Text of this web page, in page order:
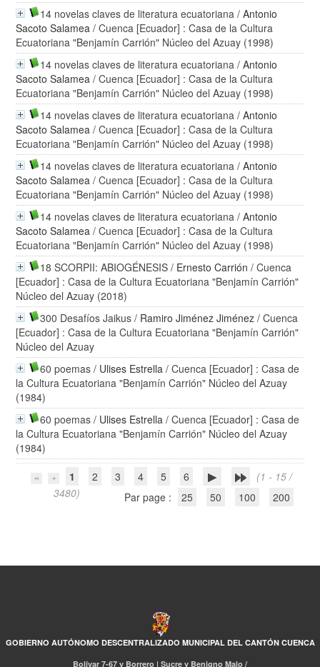
14 novelas claves de literatura ecuatoriana /Antonio
Sacoto Salamea / Cuenca [Ecuador] : Casa de la Cultura
Ecuatoriana "Benjamín Carrión" Núcleo del Azuay (1998)
14 novelas claves de literatura ecuatoriana /Antonio
Sacoto Salamea / Cuenca [Ecuador] : Casa de la Cultura
Ecuatoriana "Benjamín Carrión" Núcleo del Azuay (1998)
14 novelas claves de literatura ecuatoriana /Antonio
Sacoto Salamea / Cuenca [Ecuador] : Casa de la Cultura
Ecuatoriana "Benjamín Carrión" Núcleo del Azuay (1998)
14 novelas claves de literatura ecuatoriana /Antonio
Sacoto Salamea / Cuenca [Ecuador] : Casa de la Cultura
Ecuatoriana "Benjamín Carrión" Núcleo del Azuay (1998)
14 novelas claves de literatura ecuatoriana /Antonio
Sacoto Salamea / Cuenca [Ecuador] : Casa de la Cultura
Ecuatoriana "Benjamín Carrión" Núcleo del Azuay (1998)
18 SCORPII: ABIOGÉNESIS / Ernesto Carrión / Cuenca
[Ecuador] : Casa de la Cultura Ecuatoriana "Benjamín Carrión"
Núcleo del Azuay (2018)
300 Desafíos Jaikus / Ramiro Jiménez Jiménez / Cuenca
[Ecuador] : Casa de la Cultura Ecuatoriana "Benjamín Carrión"
Núcleo del Azuay
60 poemas / Ulises Estrella / Cuenca [Ecuador] : Casa de
la Cultura Ecuatoriana "Benjamín Carrión" Núcleo del Azuay
(1984)
60 poemas / Ulises Estrella / Cuenca [Ecuador] : Casa de
la Cultura Ecuatoriana "Benjamín Carrión" Núcleo del Azuay
(1984)
1
2 3 4 5 6
(1 - 15 /
3480)
Par page : 25 50 100 200
GOBIERNO AUTÓNOMO DESCENTRALIZADO MUNICIPAL DEL CANTÓN CUENCA
Bolívar 7-67 y Borrero | Sucre y Benigno Malo /